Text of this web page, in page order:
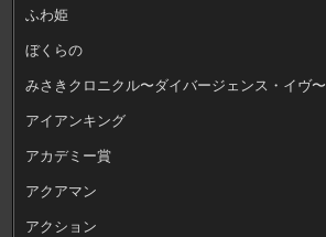
ふわ姫
ぼくらの
みさきクロニクル〜ダイバージェンス・イヴ〜
アイアンキング
アカデミー賞
アクアマン
アクション